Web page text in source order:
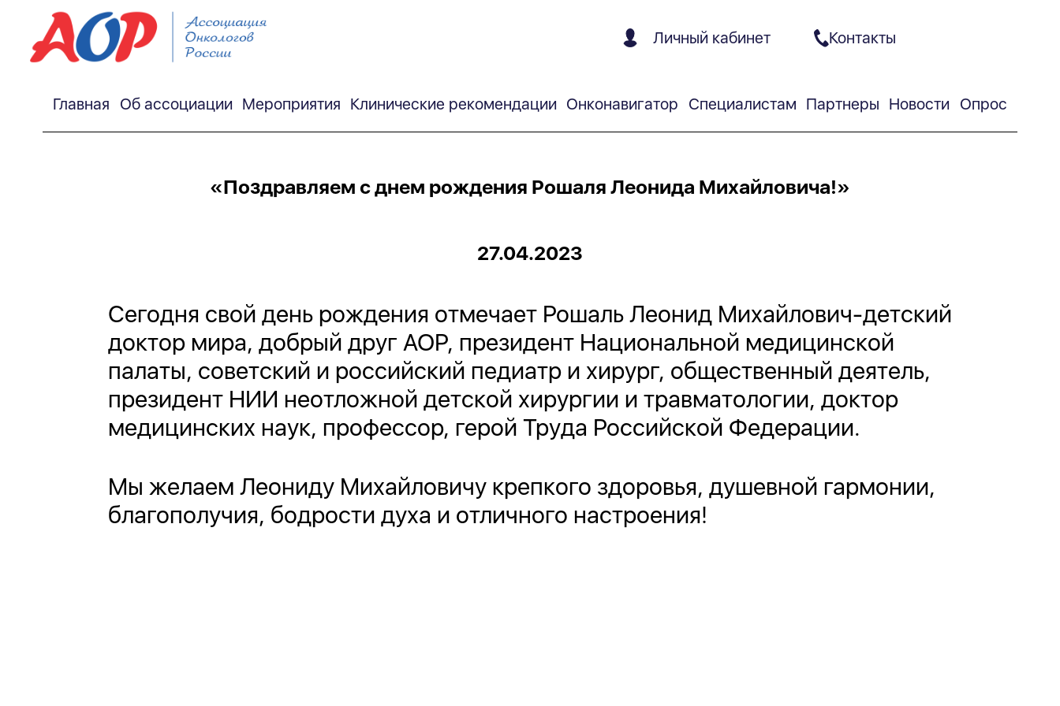
Личный кабинет Контакты
Главная Об ассоциации Мероприятия Клинические рекомендации Онконавигатор Специалистам Партнеры Новости Опрос
«Поздравляем с днем рождения Рошаля Леонида Михайловича!»
27.04.2023
Сегодня свой день рождения отмечает Рошаль Леонид Михайлович-детский
доктор мира, добрый друг АОР, президент Национальной медицинской
палаты, советский и российский педиатр и хирург, общественный деятель,
президент НИИ неотложной детской хирургии и травматологии, доктор
медицинских наук, профессор, герой Труда Российской Федерации.
Мы желаем Леониду Михайловичу крепкого здоровья, душевной гармонии,
благополучия, бодрости духа и отличного настроения!